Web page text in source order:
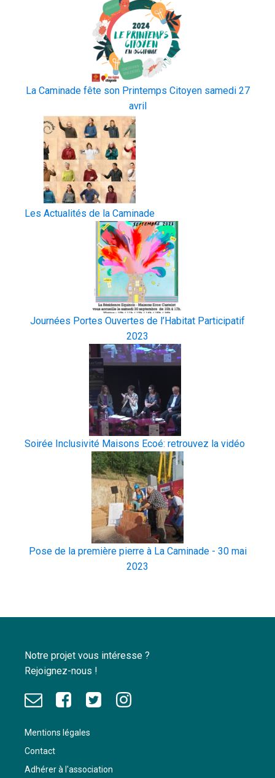
La Caminade fête son Printemps Citoyen samedi 27
avril
Les Actualités de la Caminade
Journées Portes Ouvertes de l’Habitat Participatif
2023
Soirée Inclusivité Maisons Ecoé: retrouvez la vidéo
Pose de la première pierre à La Caminade - 30 mai
2023
Notre projet vous intéresse ?
Rejoignez-nous !
Mentions légales
Contact
Adhérer à l'association